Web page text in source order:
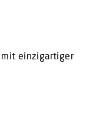
mit einzigartiger